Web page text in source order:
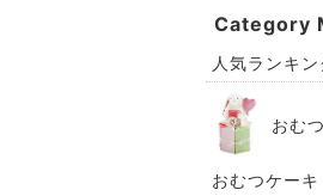
Category
人気ランキン
おむ
おむつケーキ